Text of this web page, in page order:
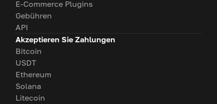
E-Commerce Plugins
Gebühren
API
Akzeptieren Sie Zahlungen
Bitcoin
USDT
Ethereum
Solana
Litecoin